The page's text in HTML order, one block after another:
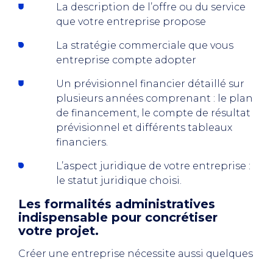
La description de l’offre ou du service
que votre entreprise propose
La stratégie commerciale que vous
entreprise compte adopter
Un prévisionnel financier détaillé sur
plusieurs années comprenant : le plan
de financement, le compte de résultat
prévisionnel et différents tableaux
financiers.
L’aspect juridique de votre entreprise :
le statut juridique choisi.
Les formalités administratives
indispensable pour concrétiser
votre projet.
Créer une entreprise nécessite aussi quelques